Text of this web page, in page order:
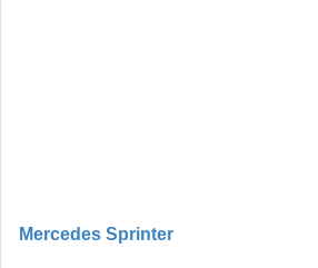
Mercedes Sprinter